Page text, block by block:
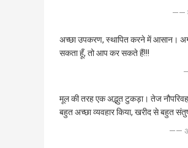
——
अच्छा उपकरण, स्थापित करने में आसान।
सकता हूँ, तो आप कर सकते हैं!!!
मूल की तरह एक अद्भुत टुकड़ा। तेज
बहुत अच्छा व्यवहार किया, खरीद से बहुत
——